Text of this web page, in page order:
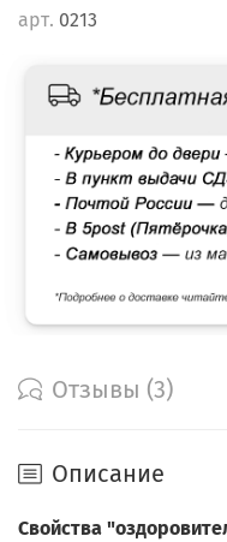
арт. 0213
Отзывы (3)
Описание
Свойства